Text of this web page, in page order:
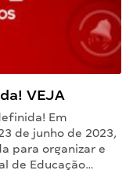
VEJA
Em
de junho de 2023,
para organizar e
de Educação…